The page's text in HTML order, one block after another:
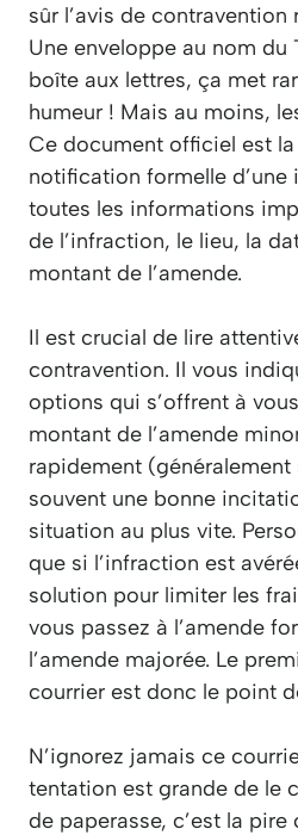
sûr l’avis de contravention
Une enveloppe au nom du
boîte aux lettres, ça met
humeur ! Mais au moins,
Ce document officiel est
notification formelle
toutes les informations
de l’infraction, le lieu, la
montant de l’amende.
Il est crucial de lire
contravention. Il vous
options qui s’offrent à
montant de l’amende
rapidement (généralement
souvent une bonne
situation au plus vite.
que si l’infraction est
solution pour limiter les
vous passez à l’amende
l’amende majorée. Le
courrier est donc le point
N’ignorez jamais ce
tentation est grande de le
de paperasse, c’est la pire